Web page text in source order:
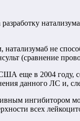
не
(сравнение
еще в 2004 году,
данного ЛС и,
ингибитором
всех